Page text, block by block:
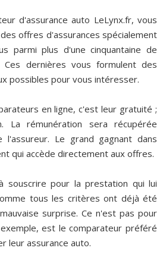
d'assurance auto LeLynx.fr, vous
offres d'assurances spécialement
parmi plus d'une cinquantaine de
Ces dernières vous formulent des
possibles pour vous intéresser.
en ligne, c'est leur gratuité ;
La rémunération sera récupérée
l'assureur. Le grand gagnant dans
qui accède directement aux offres.
souscrire pour la prestation qui lui
tous les critères ont déjà été
surprise. Ce n'est pas pour
est le comparateur préféré
leur assurance auto.